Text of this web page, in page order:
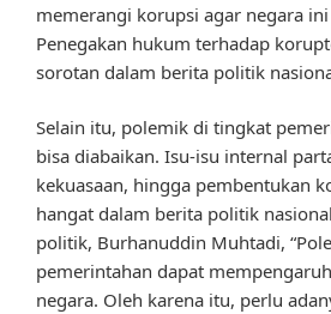
memerangi korupsi agar negara
Penegakan hukum terhadap
sorotan dalam berita politik
Selain itu, polemik di tingkat
bisa diabaikan. Isu-isu internal
kekuasaan, hingga pembentukan
hangat dalam berita politik
politik, Burhanuddin Muhtadi,
pemerintahan dapat
negara. Oleh karena itu, perlu